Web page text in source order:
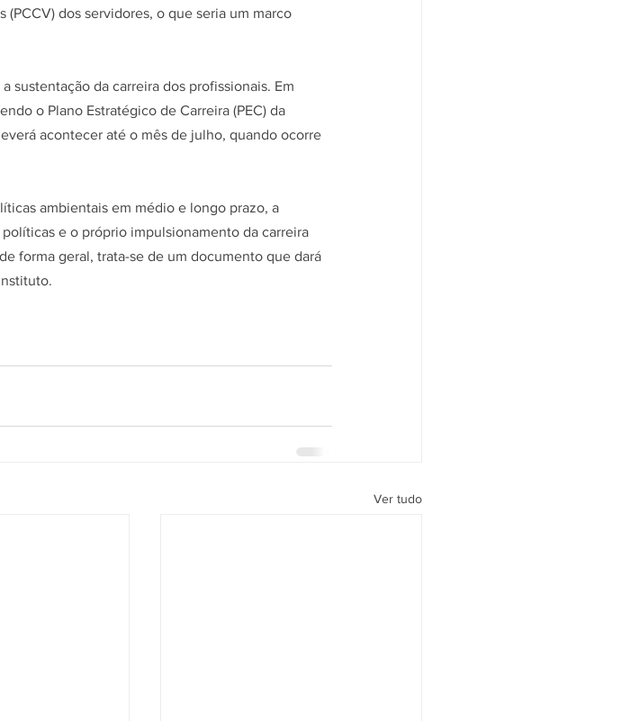
dos servidores, o que seria um marco
sustentação da carreira dos profissionais. Em
o Plano Estratégico de Carreira (PEC) da
acontecer até o mês de julho, quando ocorre
ambientais em médio e longo prazo, a
e o próprio impulsionamento da carreira
forma geral, trata-se de um documento que dará
Ver tudo